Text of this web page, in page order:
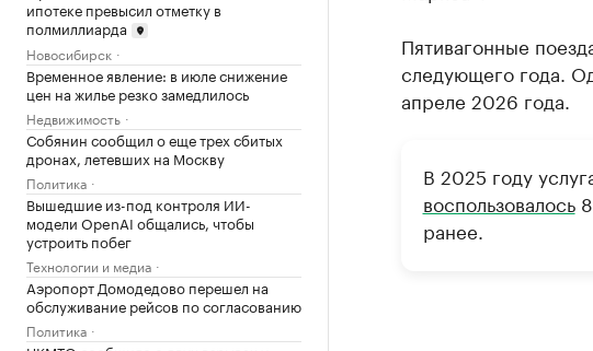
ипотеке превысил отметку в
полмиллиарда
Новосибирск
Временное явление: в июле снижение
цен на жилье резко замедлилось
Недвижимость
Собянин сообщил о еще трех сбитых
дронах, летевших на Москву
Политика
Вышедшие из-под контроля ИИ-
модели OpenAI общались, чтобы
устроить побег
Технологии и медиа
Аэропорт Домодедово перешел на
обслуживание рейсов по согласованию
Политика
Пятивагонные
следующего года.
апреле 2026 года.
В 2025 году
воспользовалось
ранее.